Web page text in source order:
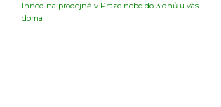
Ihned na prodejně v Praze nebo do 3 dnů u vás
doma